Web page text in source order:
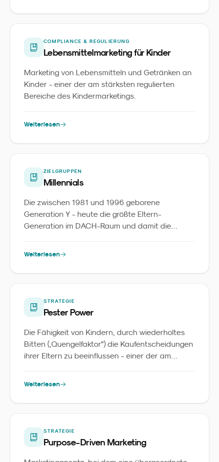
COMPLIANCE & REGULIERUNG
Lebensmittelmarketing für Kinder
Marketing von Lebensmitteln und Getränken an
Kinder - einer der am stärksten regulierten
Bereiche des Kindermarketings.
Weiterlesen
ZIELGRUPPEN
Millennials
Die zwischen 1981 und 1996 geborene
Generation Y - heute die größte Eltern-
Generation im DACH-Raum und damit die
Weiterlesen
STRATEGIE
Pester Power
Die Fähigkeit von Kindern, durch wiederholtes
Bitten („Quengelfaktor") die Kaufentscheidungen
ihrer Eltern zu beeinflussen - einer der am
Weiterlesen
STRATEGIE
Purpose-Driven Marketing